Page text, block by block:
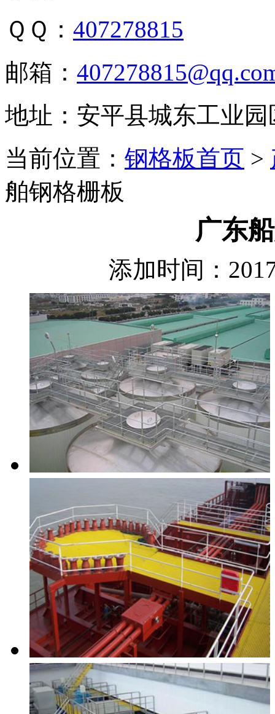
ＱＱ： 407278815
邮箱：
地址：安平县城东工业园
当前位置： 钢格板首页 >
舶钢格栅板
广东
添加时间：